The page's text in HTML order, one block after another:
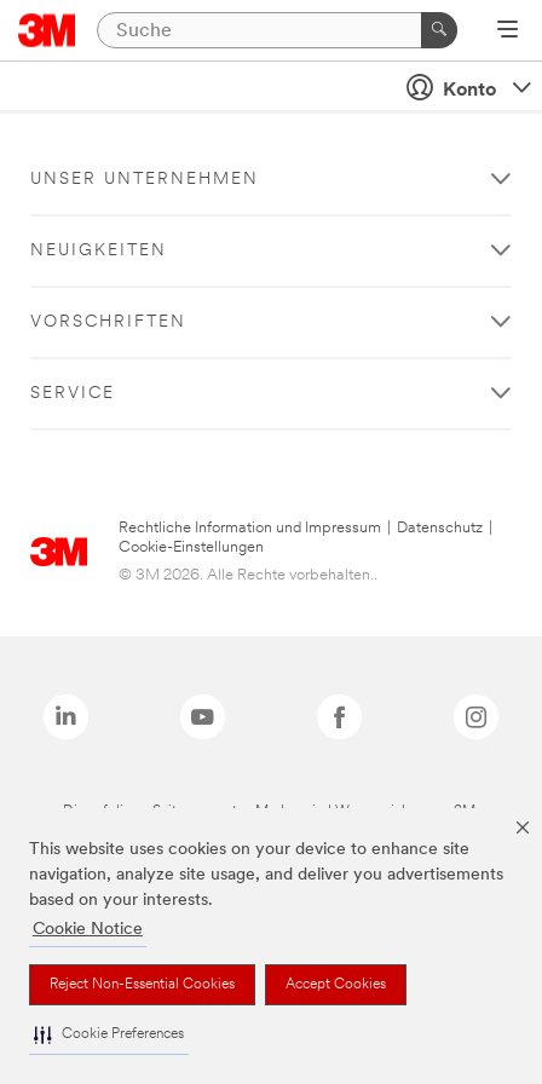
This website uses cookies on your device to enhance site
navigation, analyze site usage, and deliver you advertisements
based on your interests.
Cookie Notice
Reject Non-Essential Cookies Accept Cookies
Cookie Preferences
Konto
UNSER UNTERNEHMEN
NEUIGKEITEN
VORSCHRIFTEN
SERVICE
Rechtliche Information und Impressum Datenschutz
Cookie-Einstellungen
© 3M 2026. Alle Rechte vorbehalten..
Die auf dieser Seite genannten Marken sind Warenzeichen von 3M.